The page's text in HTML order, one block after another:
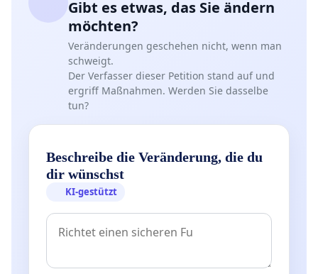
Gibt es etwas, das Sie ändern
möchten?
Veränderungen geschehen nicht, wenn man
schweigt.
Der Verfasser dieser Petition stand auf und
ergriff Maßnahmen. Werden Sie dasselbe
tun?
Beschreibe die Veränderung, die du
dir wünschst
KI-gestützt